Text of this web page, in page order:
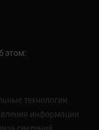
этом:
технологии
информации